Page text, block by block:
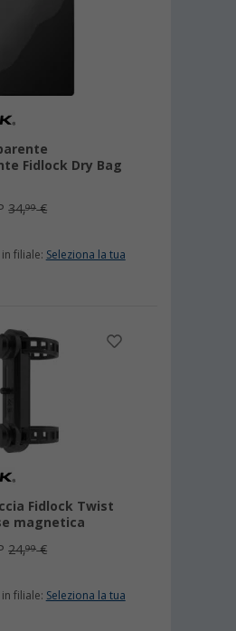
Fidlock Dry Bag
34,99€
filiale: Seleziona la tua
Fidlock Twist
magnetica
24,99€
filiale: Seleziona la tua